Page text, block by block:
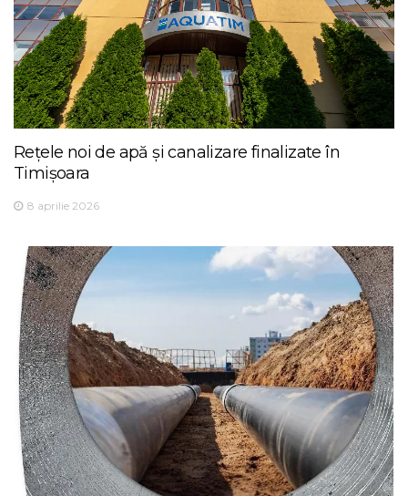
Rețele noi de apă și canalizare finalizate în
Timișoara
8 aprilie 2026